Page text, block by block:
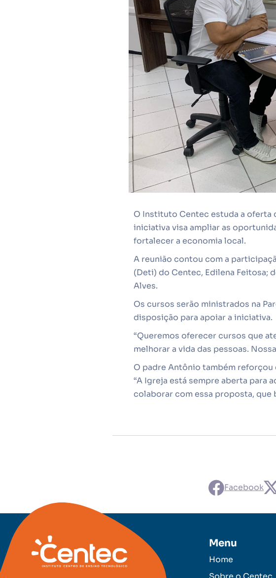
O Instituto Centec estuda a oferta
iniciativa visa ampliar as
fortalecer a economia local.
A reunião contou com a
(Deti) do Centec, Edilena Feitosa;
Alves.
Os cursos serão ministrados na
disposição para apoiar a iniciativa.
“Queremos oferecer cursos que
melhorar a vida das pessoas.
O padre Antônio também
“A Igreja está sempre aberta para
colaborar com essa proposta, que
Facebook
Menu
Home